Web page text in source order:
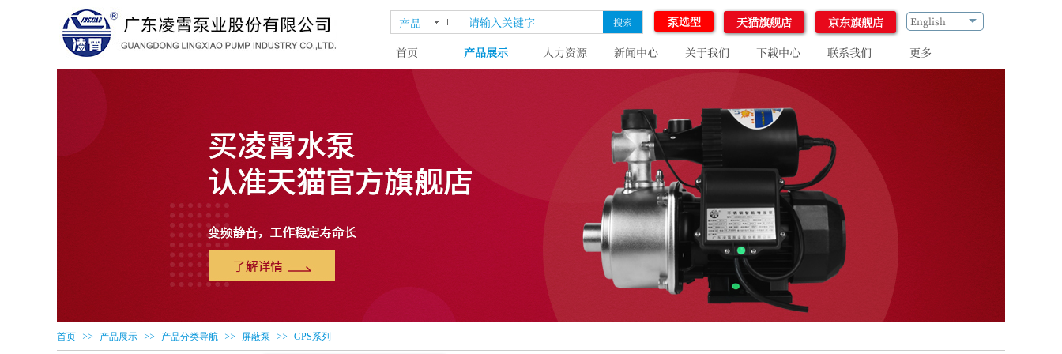
京东旗舰店
产品 搜索 English
首页 产品展示 人力资源 新闻中心 关于我们 下载中心 联系我们 更多
泵选型 天猫旗舰店
首页 >> 产品展示 >> 产品分类导航 >> 屏蔽泵 >> GPS系列